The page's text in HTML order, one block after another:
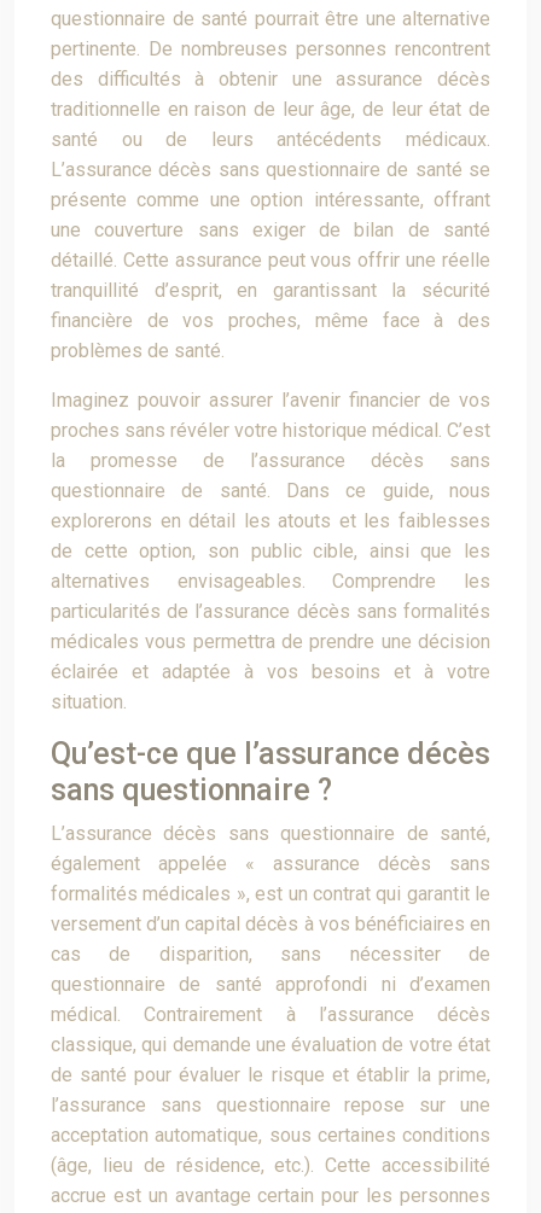
questionnaire de santé pourrait être une alternative
pertinente. De nombreuses personnes rencontrent
des difficultés à obtenir une assurance décès
traditionnelle en raison de leur âge, de leur état de
santé ou de leurs antécédents médicaux.
L’assurance décès sans questionnaire de santé se
présente comme une option intéressante, offrant
une couverture sans exiger de bilan de santé
détaillé. Cette assurance peut vous offrir une réelle
tranquillité d’esprit, en garantissant la sécurité
financière de vos proches, même face à des
problèmes de santé.
Imaginez pouvoir assurer l’avenir financier de vos
proches sans révéler votre historique médical. C’est
la promesse de l’assurance décès sans
questionnaire de santé. Dans ce guide, nous
explorerons en détail les atouts et les faiblesses
de cette option, son public cible, ainsi que les
alternatives envisageables. Comprendre les
particularités de l’assurance décès sans formalités
médicales vous permettra de prendre une décision
éclairée et adaptée à vos besoins et à votre
situation.
Qu’est-ce que l’assurance décès
sans questionnaire ?
L’assurance décès sans questionnaire de santé,
également appelée « assurance décès sans
formalités médicales », est un contrat qui garantit le
versement d’un capital décès à vos bénéficiaires en
cas de disparition, sans nécessiter de
questionnaire de santé approfondi ni d’examen
médical. Contrairement à l’assurance décès
classique, qui demande une évaluation de votre état
de santé pour évaluer le risque et établir la prime,
l’assurance sans questionnaire repose sur une
acceptation automatique, sous certaines conditions
(âge, lieu de résidence, etc.). Cette accessibilité
accrue est un avantage certain pour les personnes